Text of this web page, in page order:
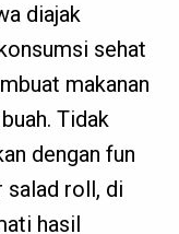
diajak
sehat
makanan
Tidak
dengan fun
salad roll, di
hasil